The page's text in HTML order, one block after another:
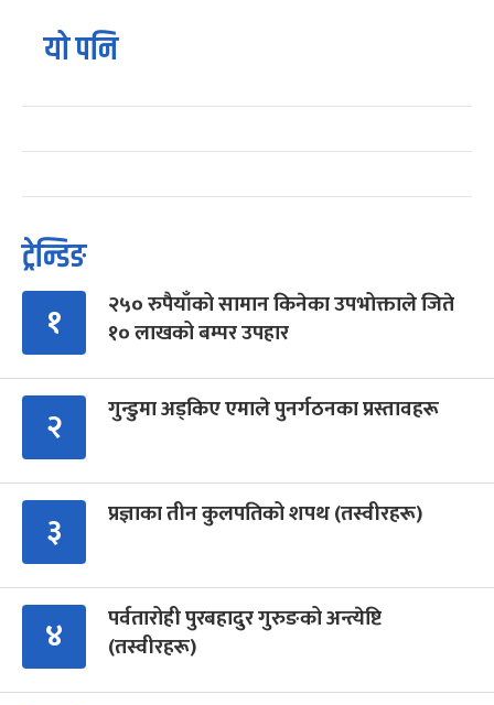
यो पनि
ट्रेन्डिङ
१
२५० रुपैयाँको सामान किनेका उपभोक्ताले जिते
१० लाखको बम्पर उपहार
२ गुन्डुमा अड्किए एमाले पुनर्गठनका प्रस्तावहरू
३ प्रज्ञाका तीन कुलपतिको शपथ (तस्वीरहरू)
४
पर्वतारोही पुरबहादुर गुरुङको अन्त्येष्टि
(तस्वीरहरू)